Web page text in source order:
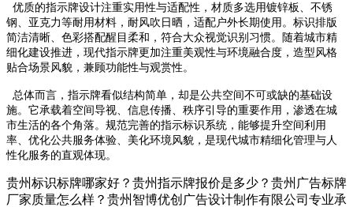
优质的指示牌设计注重实用性与适配性，材质多选用镀锌板、不锈
钢、亚克力等耐用材料，耐风吹日晒，适配户外长期使用。标识排版
简洁清晰、色彩搭配醒目柔和，符合大众视觉识别习惯。随着城市精
细化建设推进，现代指示牌更加注重美观性与环境融合度，造型风格
贴合场景风貌，兼顾功能性与观赏性。
总体而言，指示牌看似结构简单，却是公共空间不可或缺的基础设
施。它承载着空间导视、信息传播、秩序引导的重要作用，渗透在城
市生活的各个角落。规范完善的指示标识系统，能够提升空间利用
率、优化公共服务体验、美化环境风貌，是现代城市精细化管理与人
性化服务的直观体现。
贵州标识标牌哪家好？贵州指示牌报价是多少？贵州广告标牌
厂家质量怎么样？贵州智博优创广告设计制作有限公司专业承